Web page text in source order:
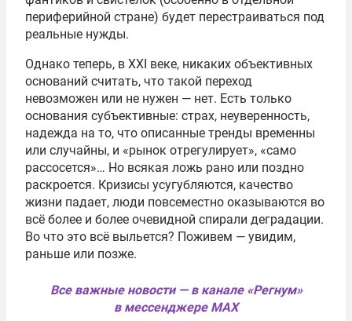
периферийной стране) будет перестраиваться под
реальные нужды.
Однако теперь, в XXI веке, никаких объективных
оснований считать, что такой переход
невозможен или не нужен — нет. Есть только
основания субъективные: страх, неуверенность,
надежда на то, что описанные тренды временны
или случайны, и «рынок отрегулирует», «само
рассосется»… Но всякая ложь рано или поздно
раскроется. Кризисы усугубляются, качество
жизни падает, люди повсеместно оказываются во
всё более и более очевидной спирали деградации.
Во что это всё выльется? Поживем — увидим,
раньше или позже.
Все важные новости — в канале «Регнум»
в мессенджере MAX